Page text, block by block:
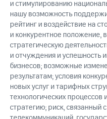
и стимулированию
нашу возможность
рейтинг и воздействие на
и конкурентное положение,
стратегическую
и отчуждения и успешность
бизнесов; возможные
результатам; условия
новых услуг и тарифных
технологических
стратегию; риск, связанный